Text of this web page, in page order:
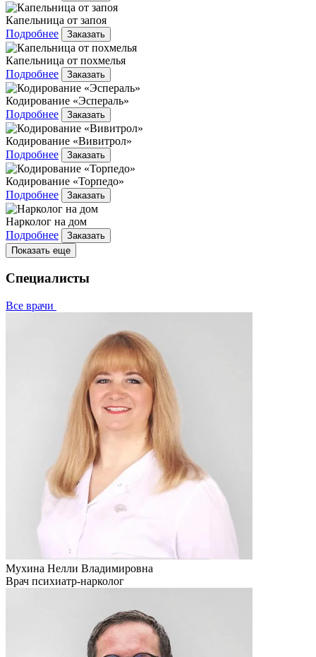
Капельница от запоя
Подробнее
Заказать
Капельница от похмелья
Подробнее
Заказать
Кодирование «Эспераль»
Подробнее
Заказать
Кодирование «Вивитрол»
Подробнее
Заказать
Кодирование «Торпедо»
Подробнее
Заказать
Нарколог на дом
Подробнее
Заказать
Показать еще
Специалисты
Все врачи
Мухина Нелли Владимировна
Врач психиатр-нарколог